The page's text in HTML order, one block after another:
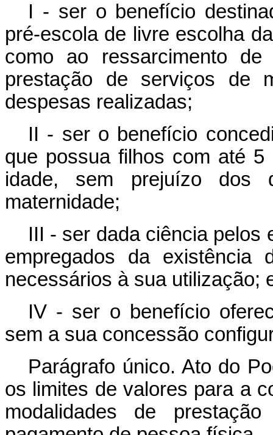
I - ser o benefício
pré-escola de livre escolha
como ao ressarcimento
prestação de serviços de
despesas realizadas;
II - ser o benefício
que possua filhos com até
idade, sem prejuízo dos
maternidade;
III - ser dada ciência pelos
empregados da existência
necessários à sua utilização;
IV - ser o benefício
sem a sua concessão
Parágrafo único. Ato do
os limites de valores para a
modalidades de